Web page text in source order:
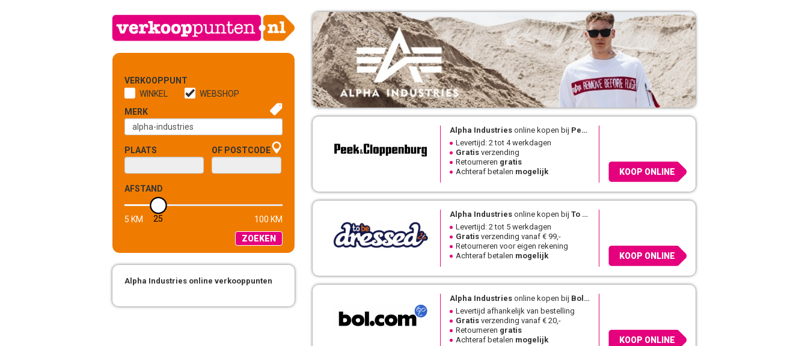
VERKOOPPUNT
WINKEL
WEBSHOP
MERK
PLAATS OF POSTCODE
AFSTAND
5 KM 25
100 KM
ZOEKEN
Alpha Industries online verkooppunten
Alpha Industries online kopen bij Peek & Cloppenburg
Levertijd: 2 tot 4 werkdagen
Gratis verzending
Retourneren gratis
Achteraf betalen mogelijk KOOP ONLINE
Alpha Industries online kopen bij To Be Dressed
Levertijd: 2 tot 5 werkdagen
Gratisverzending vanaf € 99,-
Retourneren voor eigen rekening
Achteraf betalen mogelijk KOOP ONLINE
Alpha Industries online kopen bij Bol.com
Levertijd afhankelijk van bestelling
Gratis verzending vanaf € 20,-
Retourneren gratis
Achteraf betalen mogelijk KOOP ONLINE